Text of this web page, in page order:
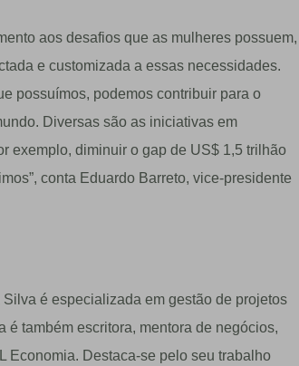
aos desafios que as mulheres possuem,
e customizada a essas necessidades.
possuímos, podemos contribuir para o
Diversas são as iniciativas em
exemplo, diminuir o gap de US$ 1,5 trilhão
conta Eduardo Barreto, vice-presidente
é especializada em gestão de projetos
é também escritora, mentora de negócios,
Economia. Destaca-se pelo seu trabalho